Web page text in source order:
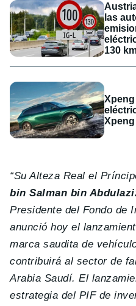
las
130
“Su Alteza Real el
bin Salman bin
Presidente del Fondo de
anunció hoy el
marca saudita de
contribuirá al sector de
Arabia Saudí. El
estrategia del PIF de